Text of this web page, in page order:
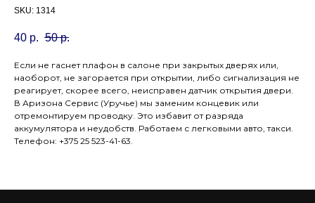
SKU: 1314
40 р. 50 р.
Если не гаснет плафон в салоне при закрытых дверях или,
наоборот, не загорается при открытии, либо сигнализация не
реагирует, скорее всего, неисправен датчик открытия двери.
В Аризона Сервис (Уручье) мы заменим концевик или
отремонтируем проводку. Это избавит от разряда
аккумулятора и неудобств. Работаем с легковыми авто, такси.
Телефон: +375 25 523-41-63.